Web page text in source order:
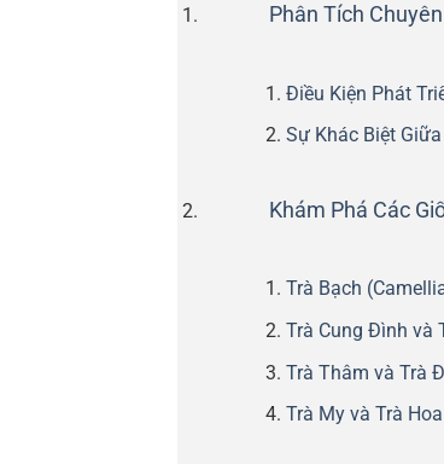
Phân Tích
Điều Kiện Phát
Sự Khác Biệt
Khám Phá Các
Trà Bạch
Trà Cung Đình và
Trà Thâm và Trà
Trà My và Trà